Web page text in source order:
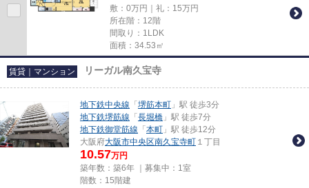
敷：0万円｜礼：15万円
所在階：12階
間取り：1LDK
面積：34.53㎡
賃貸｜マンション リーガル南久宝寺
地下鉄中央線 「 堺筋本町 」駅 徒歩3分
地下鉄堺筋線 「 長堀橋 」駅 徒歩7分
地下鉄御堂筋線 「 本町 」駅 徒歩12分
大阪府大阪市中央区南久宝寺町 １丁目
10.57万円
築年数：築6年 ｜募集中： 1室
階数：15階建